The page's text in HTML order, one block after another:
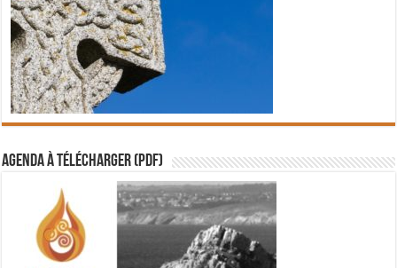
Agenda à télécharger (PDF)